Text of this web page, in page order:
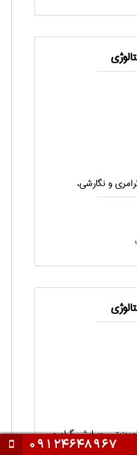
و نگارشی،
ویرایش گرامری
09124648967